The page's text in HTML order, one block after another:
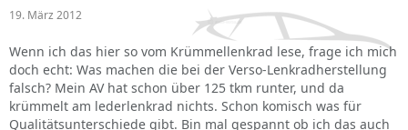
19. März 2012
Wenn ich das hier so vom Krümmellenkrad lese, frage ich mich
doch echt: Was machen die bei der Verso-Lenkradherstellung
falsch? Mein AV hat schon über 125 tkm runter, und da
krümmelt am lederlenkrad nichts. Schon komisch was für
Qualitätsunterschiede gibt. Bin mal gespannt ob ich das auch